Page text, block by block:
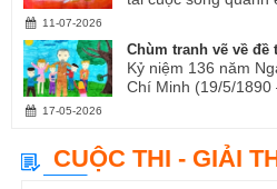
11-07-2026
Chùm tranh vẽ về đề
Kỷ niệm 136 năm
Chí Minh (19/5/1890
17-05-2026
CUỘC THI - GIẢI